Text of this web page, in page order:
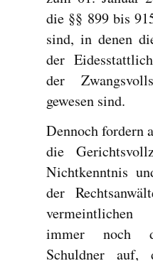
die §§ 899 bis
sind, in denen
der
der
gewesen sind.
Dennoch fordern
die
Nichtkenntnis
der
immer noch
Schuldner auf,